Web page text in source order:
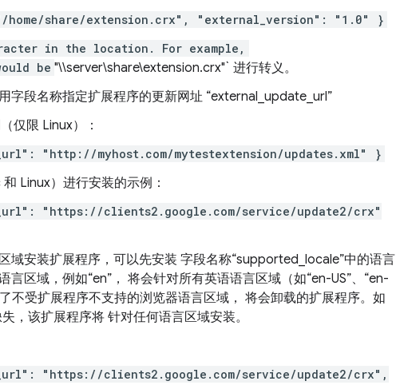
share/extension.crx", "external_version": "1.0" }
in the location. For example,
be "\\server\share\extension.crx"` 进行转义。
字段名称指定扩展程序的更新网址 “external_update_url”
仅限 Linux）：
"http://myhost.com/mytestextension/updates.xml" }
Linux）进行安装的示例：
"https://clients2.google.com/service/update2/crx"
域安装扩展程序，可以先安装 字段名称“supported_locale”中的语言
言区域，例如“en”， 将会针对所有英语语言区域（如“en-US”、“en-
不受扩展程序不支持的浏览器语言区域， 将会卸载的扩展程序。如
，该扩展程序将 针对任何语言区域安装。
"https://clients2.google.com/service/update2/crx",